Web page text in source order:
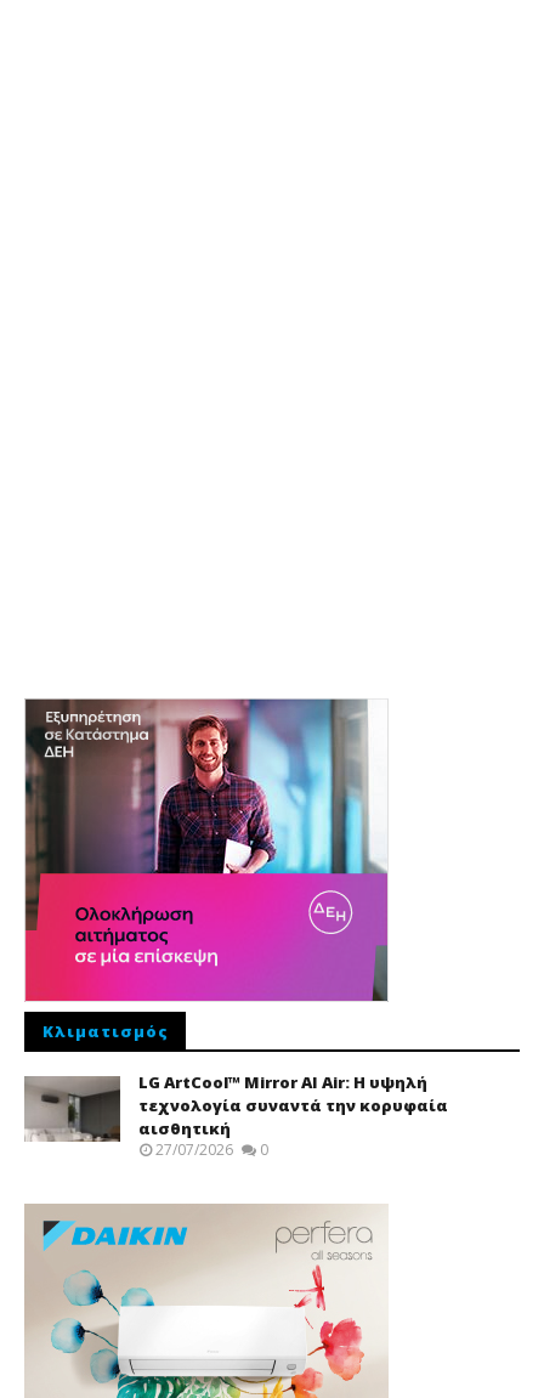
Κλιματισμός
LG ArtCool™ Mirror AI Air: Η υψηλή
τεχνολογία συναντά την κορυφαία
αισθητική
27/07/2026 0